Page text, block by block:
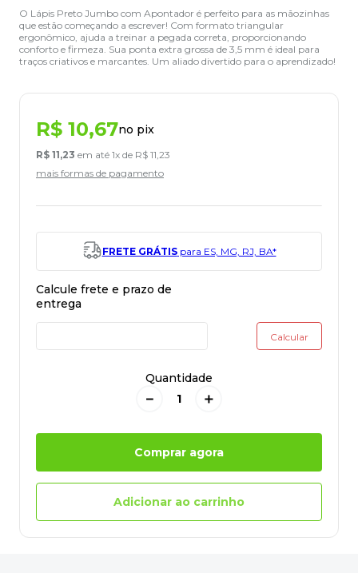
O Lápis Preto Jumbo com Apontador é perfeito para as mãozinhas
que estão começando a escrever! Com formato triangular
ergonômico, ajuda a treinar a pegada correta, proporcionando
conforto e firmeza. Sua ponta extra grossa de 3,5 mm é ideal para
traços criativos e marcantes. Um aliado divertido para o aprendizado!
R$ 10,67no pix
R$ 11,23 em até 1x de R$ 11,23
mais formas de pagamento
FRETE GRÁTISpara ES, MG, RJ, BA*
Quantidade
＋
－
Comprar agora
Adicionar ao carrinho